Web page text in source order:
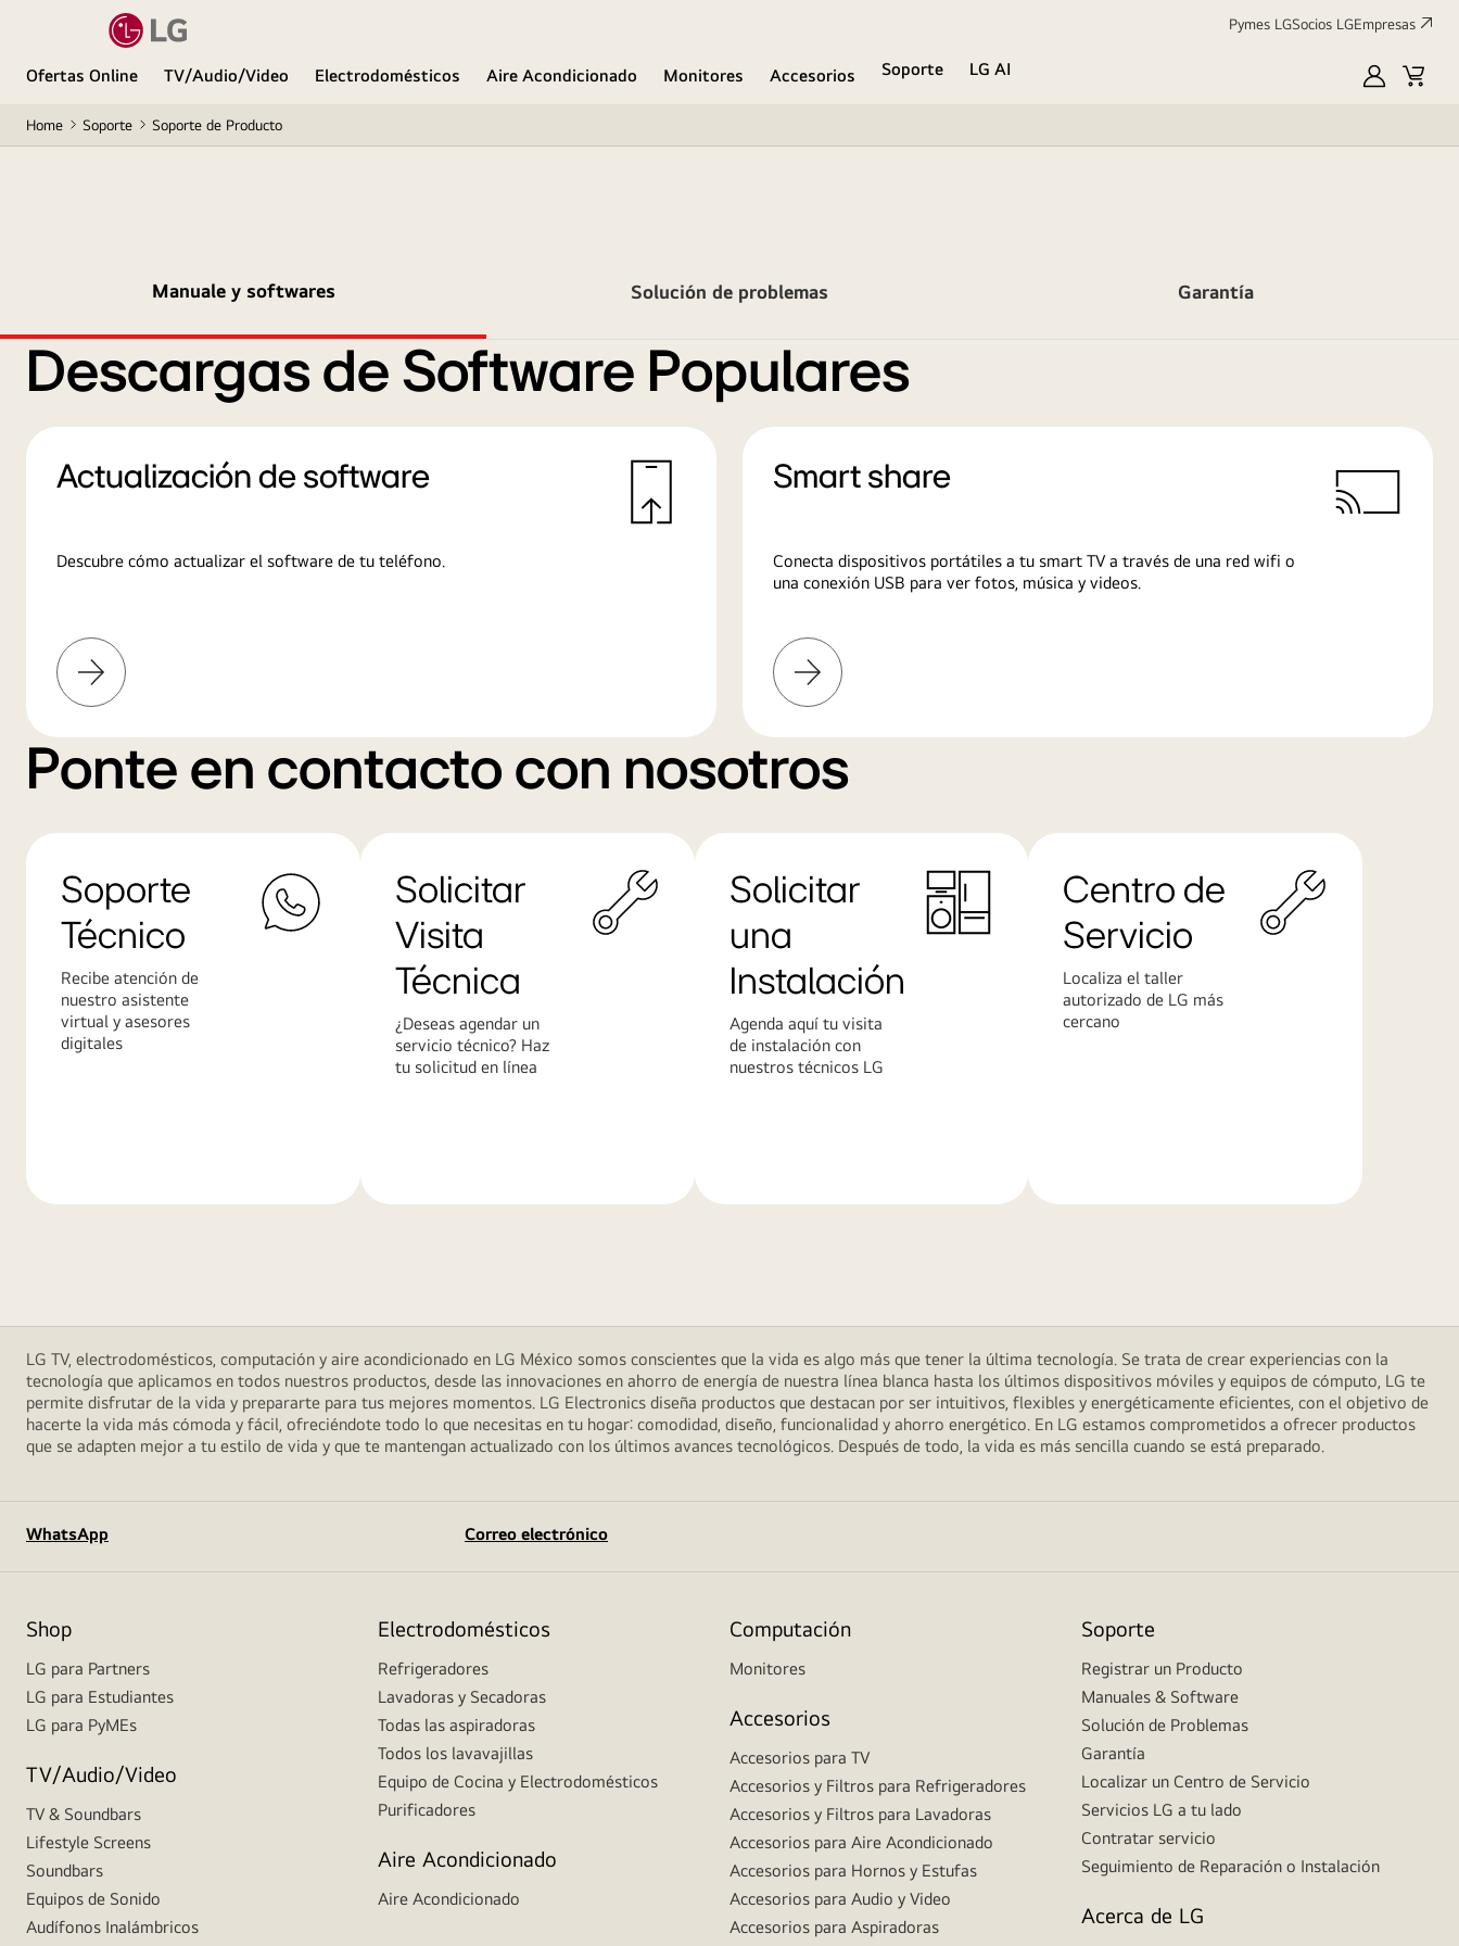
Pymes LGSocios LGEmpresas
Ofertas Online TV/Audio/Video Electrodomésticos Aire Acondicionado Monitores Accesorios Soporte
LG AI
Mi
Home Soporte Soporte de Producto
Manuale y softwares Solución de problemas Garantía
Descargas de Software Populares
Actualización de software
Descubre cómo actualizar el software de tu teléfono.
Más
información
Smart share
Conecta dispositivos portátiles a tu smart TV a través de una red wifi o
una conexión USB para ver fotos, música y videos.
Más
información
Ponte en contacto con nosotros
Soporte
Técnico
Recibe atención de
nuestro asistente
virtual y asesores
digitales
Solicitar
Visita
Técnica
¿Deseas agendar un
servicio técnico? Haz
tu solicitud en línea
Solicitar
una
Instalación
Agenda aquí tu visita
de instalación con
nuestros técnicos LG
Centro de
Servicio
Localiza el taller
autorizado de LG más
cercano
LG TV, electrodomésticos, computación y aire acondicionado en LG México somos conscientes que la vida es algo más que tener la última tecnología. Se trata de crear experiencias con la
tecnología que aplicamos en todos nuestros productos, desde las innovaciones en ahorro de energía de nuestra línea blanca hasta los últimos dispositivos móviles y equipos de cómputo, LG te
permite disfrutar de la vida y prepararte para tus mejores momentos. LG Electronics diseña productos que destacan por ser intuitivos, flexibles y energéticamente eficientes, con el objetivo de
hacerte la vida más cómoda y fácil, ofreciéndote todo lo que necesitas en tu hogar: comodidad, diseño, funcionalidad y ahorro energético. En LG estamos comprometidos a ofrecer productos
que se adapten mejor a tu estilo de vida y que te mantengan actualizado con los últimos avances tecnológicos. Después de todo, la vida es más sencilla cuando se está preparado.
WhatsApp Correo electrónico
Shop
LG para Partners
LG para Estudiantes
LG para PyMEs
TV/Audio/Video
TV & Soundbars
Lifestyle Screens
Soundbars
Equipos de Sonido
Audífonos Inalámbricos
Electrodomésticos
Refrigeradores
Lavadoras y Secadoras
Todas las aspiradoras
Todos los lavavajillas
Equipo de Cocina y Electrodomésticos
Purificadores
Aire Acondicionado
Aire Acondicionado
Computación
Monitores
Accesorios
Accesorios para TV
Accesorios y Filtros para Refrigeradores
Accesorios y Filtros para Lavadoras
Accesorios para Aire Acondicionado
Accesorios para Hornos y Estufas
Accesorios para Audio y Video
Accesorios para Aspiradoras
Soporte
Registrar un Producto
Manuales & Software
Solución de Problemas
Garantía
Localizar un Centro de Servicio
Servicios LG a tu lado
Contratar servicio
Seguimiento de Reparación o Instalación
Acerca de LG